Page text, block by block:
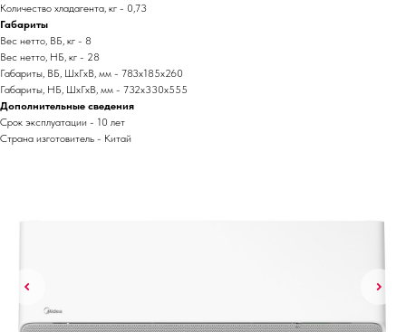
Количество хладагента, кг - 0,73
Габариты
Вес нетто, ВБ, кг - 8
Вес нетто, НБ, кг - 28
Габариты, ВБ, ШхГхВ, мм - 783x185x260
Габариты, НБ, ШхГхВ, мм - 732x330x555
Дополнительные сведения
Срок эксплуатации - 10 лет
Страна изготовитель - Китай